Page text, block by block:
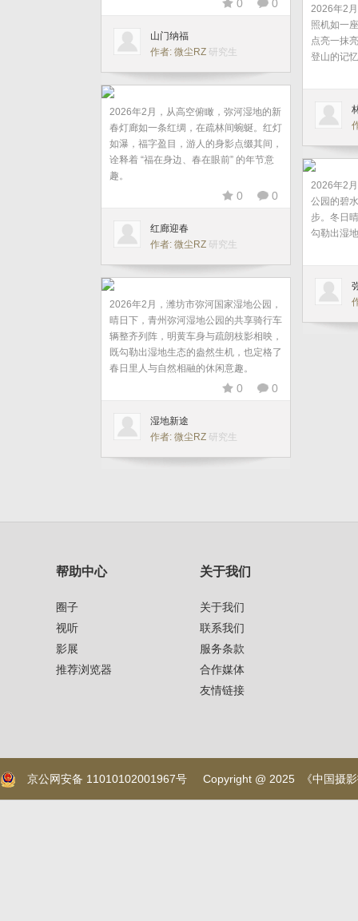
0 0
山门纳福
作者: 微尘RZ 研究生
2026年2
照机如一
点亮一抹
登山的记
2026年2月，从高空俯瞰，弥河湿地的新
春灯廊如一条红绸，在疏林间蜿蜒。红灯
如瀑，福字盈目，游人的身影点缀其间，
诠释着 “福在身边、春在眼前” 的年节意
趣。
0 0
红廊迎春
作者: 微尘RZ 研究生
2026年2
公园的碧
步。冬日
勾勒出湿
2026年2月，潍坊市弥河国家湿地公园，
晴日下，青州弥河湿地公园的共享骑行车
辆整齐列阵，明黄车身与疏朗枝影相映，
既勾勒出湿地生态的盎然生机，也定格了
春日里人与自然相融的休闲意趣。
0 0
湿地新途
作者: 微尘RZ 研究生
帮助中心 关于我们
圈子
视听
影展
推荐浏览器
关于我们
联系我们
服务条款
合作媒体
友情链接
京公网安备 11010102001967号 Copyright @ 2025 《中国摄